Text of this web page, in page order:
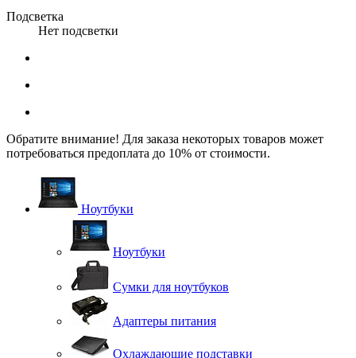
Подсветка
Нет подсветки
Обратите внимание! Для заказа некоторых товаров может
потребоваться предоплата до 10% от стоимости.
Ноутбуки
Ноутбуки
Сумки для ноутбуков
Адаптеры питания
Охлаждающие подставки